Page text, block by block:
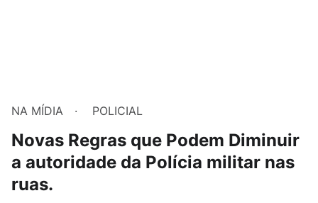
NA MÍDIA POLICIAL
Novas Regras que Podem Diminuir
a autoridade da Polícia militar nas
ruas.